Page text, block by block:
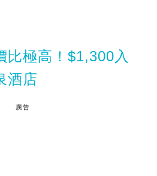
比極高！$1,300入
酒店
廣告